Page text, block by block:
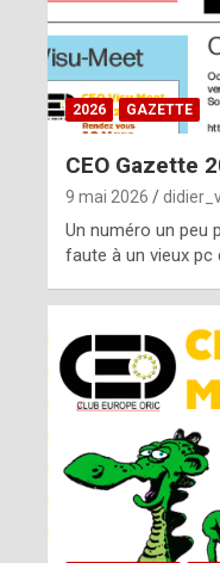
2026 GAZETTE
CEO Gazette
9 mai 2026
Un numéro un peu
faute à un vieux pc